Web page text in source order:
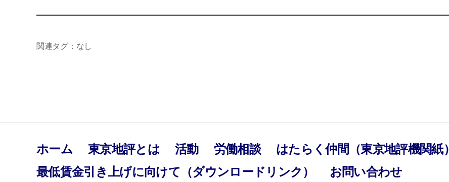
関連タグ：なし
ホーム 東京地評とは 活動 労働相談 はたらく仲間（東京地評機関紙）
最低賃金引き上げに向けて（ダウンロードリンク）
お問い合わせ